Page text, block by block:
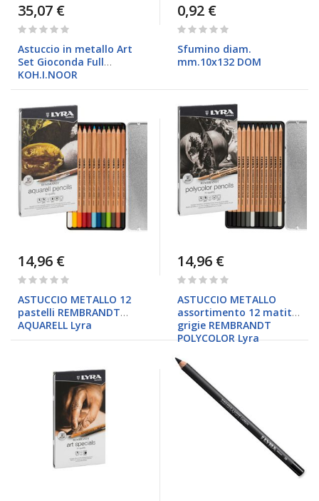
35,07 €
Rating:
Astuccio in metallo Art
Set Gioconda Full
KOH.I.NOOR
0,92 €
Rating:
Sfumino diam.
mm.10x132 DOM
14,96 €
Rating:
ASTUCCIO METALLO 12
pastelli REMBRANDT
AQUARELL Lyra
14,96 €
Rating:
ASTUCCIO METALLO
assortimento 12 matite
grigie REMBRANDT
POLYCOLOR Lyra